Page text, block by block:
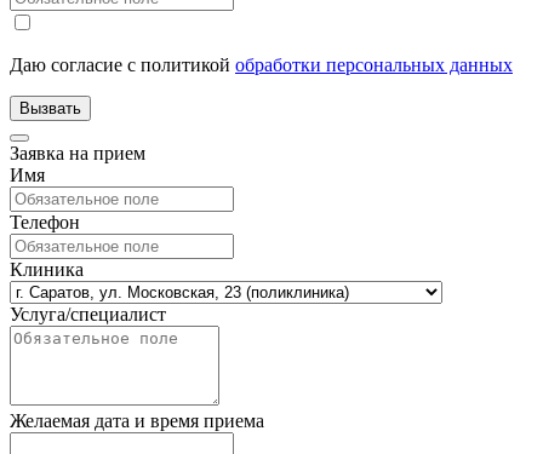
Даю согласие с политикой обработки персональных данных
Заявка на прием
Имя
Телефон
Клиника
Услуга/специалист
Желаемая дата и время приема